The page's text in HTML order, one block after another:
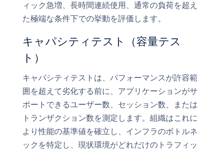
ィック急増、長時間連続使用、通常の負荷を超え
た極端な条件下での挙動を評価します。
キャパシティテスト（容量テス
ト）
キャパシティテストは、パフォーマンスが許容範
囲を超えて劣化する前に、アプリケーションがサ
ポートできるユーザー数、セッション数、または
トランザクション数を測定します。組織はこれに
より性能の基準値を確立し、インフラのボトルネ
ックを特定し、現状環境がどれだけのトラフィッ